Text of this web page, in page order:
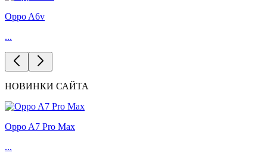
Oppo A6v
...
НОВИНКИ САЙТА
Oppo A7 Pro Max
...